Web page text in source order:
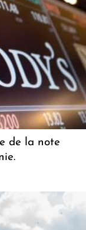
de la note